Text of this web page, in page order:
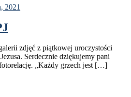
2021
zdjęć z piątkowej uroczystości
Serdecznie dziękujemy pani
„Każdy grzech jest […]